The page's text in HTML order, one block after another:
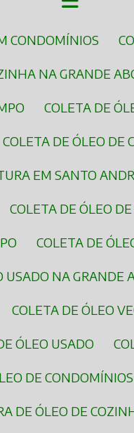
CONDOMÍNIOS
NA GRANDE
COLETA DE
COLETA DE ÓLEO
EM SANTO
COLETA DE ÓLEO
COLETA DE
USADO NA GRANDE
COLETA DE ÓLEO
ÓLEO USADO
DE
DE ÓLEO DE